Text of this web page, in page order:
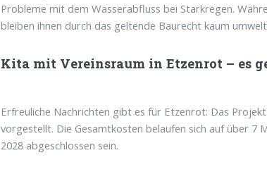
Probleme mit dem Wasserabfluss bei Starkregen.
bleiben ihnen durch das geltende Baurecht kaum
Kita mit Vereinsraum in Etzenrot – es
Erfreuliche Nachrichten gibt es für Etzenrot: Das
vorgestellt. Die Gesamtkosten belaufen sich auf über 7
2028 abgeschlossen sein.